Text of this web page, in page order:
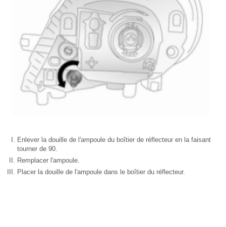
Enlever la douille de l'ampoule du boîtier de réflecteur en la faisant
tourner de 90.
Remplacer l'ampoule.
Placer la douille de l'ampoule dans le boîtier du réflecteur.